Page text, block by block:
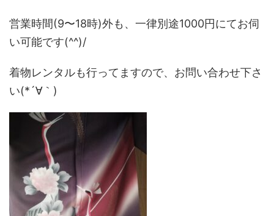
営業時間(9〜18時)外も、一律別途1000円にてお伺
い可能です(^^)/
着物レンタルも行ってますので、お問い合わせ下さ
い(*´∀｀)